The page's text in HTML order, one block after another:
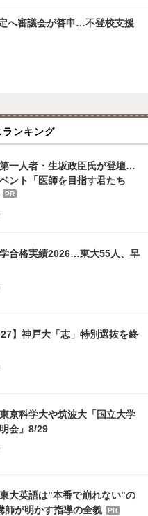
へ審議会が答申…不登校支援
ランキング
一人者・生坂政臣氏が登壇…
ント「医師を目指す君たち
PR
合格実績2026…東大55人、早
】神戸大「志」特別選抜を終
東京科学大や筑波大「国立大学
会」8/29
大英語は"本番で崩れない"の
が明かす指導の全貌
PR